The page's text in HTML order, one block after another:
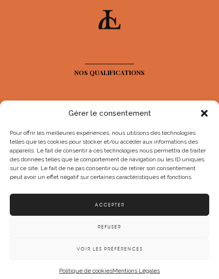
Gérer le consentement
Pour offrir les meilleures expériences, nous utilisons des technologies
telles que les cookies pour stocker et/ou accéder aux informations des
appareils. Le fait de consentir à ces technologies nous permettra de traiter
des données telles que le comportement de navigation ou les ID uniques
sur ce site. Le fait de ne pas consentir ou de retirer son consentement
peut avoir un effet négatif sur certaines caractéristiques et fonctions.
ACCEPTER
REFUSER
VOIR LES PRÉFÉRENCES
Politique de cookiesMentions Légales
NOS QUALIFICATIONS
NOS RÉSEAUX SOCIAUX
© Maurice Nailler 2025
Mentions légalesPolitique de confidentialité